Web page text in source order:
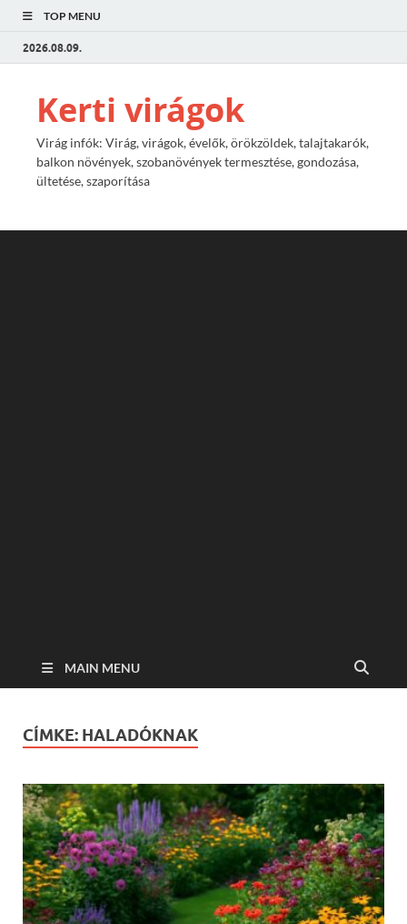
TOP MENU
2026.08.09.
Kerti virágok
Virág infók: Virág, virágok, évelők, örökzöldek, talajtakarók,
balkon növények, szobanövények termesztése, gondozása,
ültetése, szaporítása
MAIN MENU
CÍMKE: HALADÓKNAK